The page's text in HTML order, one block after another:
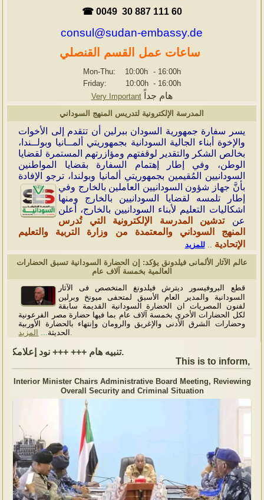
☎ 0049 30 887 111 60
consul@sudan-embassy.de
ساعات عمل القسم القنصلي
Mon-Thu: 10:00h - 16:00h
Friday: 10:00h - 16:00h
Very Important
هام جداً
المدرسة الإلكترونية لتدريس المنهج السوداني
يسر سفارة جمهورية السودان ببرلين أن تتقدم إلى الأخوات
والإخوة أبناء الجالية السودانية بجمهوريتي ألمــانيا وبولــندا،
بخالص الشكر والتقدير لوقفتهم ومؤازرتهم المستمرة لقضايا
الوطن، وفي إطار إهتمام السفارة بقضايا المواطنين
السودانيين المُقيمين بجمهوريتي ألمانيا وبولندا، ترجو الإفادة
بأنَّ جهاز شؤون السودانيين العاملين بالخارج وفي
إطار تلمسه لقضايا السودانيين بالخارج ومنها
اشكاليات التعليم لأبناء السودانيين بالخارج، أعلن
عنتدشين المدرسة الإلكترونية التي تُدرس
المنهج السوداني والمعتمدة من وزارة التربية والتعليم
الإتحادية ..للمزيد
عالم الآثار الألمانى فيلدونق يؤكد: إن الحضارة السودانية تسبق الحضارات
العالمية بخمسة آلاف عام
قطع البروفيسور ديترش فيلدونغ المتخصص فى الآثار
السودانية والمدير العام الأسبق لمتحفى ميونخ وبرلين
لفنون المصريات ان الحضارة السودانية القديمة سابقة
لكل الحضارات الأخرى بخمسة آلاف عام بما فيها حضارة مصر الفرعونية
وحضارات الشرق الأدنى والإغريق والرومان وإنتهاء بالحضارة الأوربية
الحديثة
المزيد
This is to inform,
Interior Minister Chairs Administrative Board Meeting, Reviewing
Overall Security and Criminal Situation